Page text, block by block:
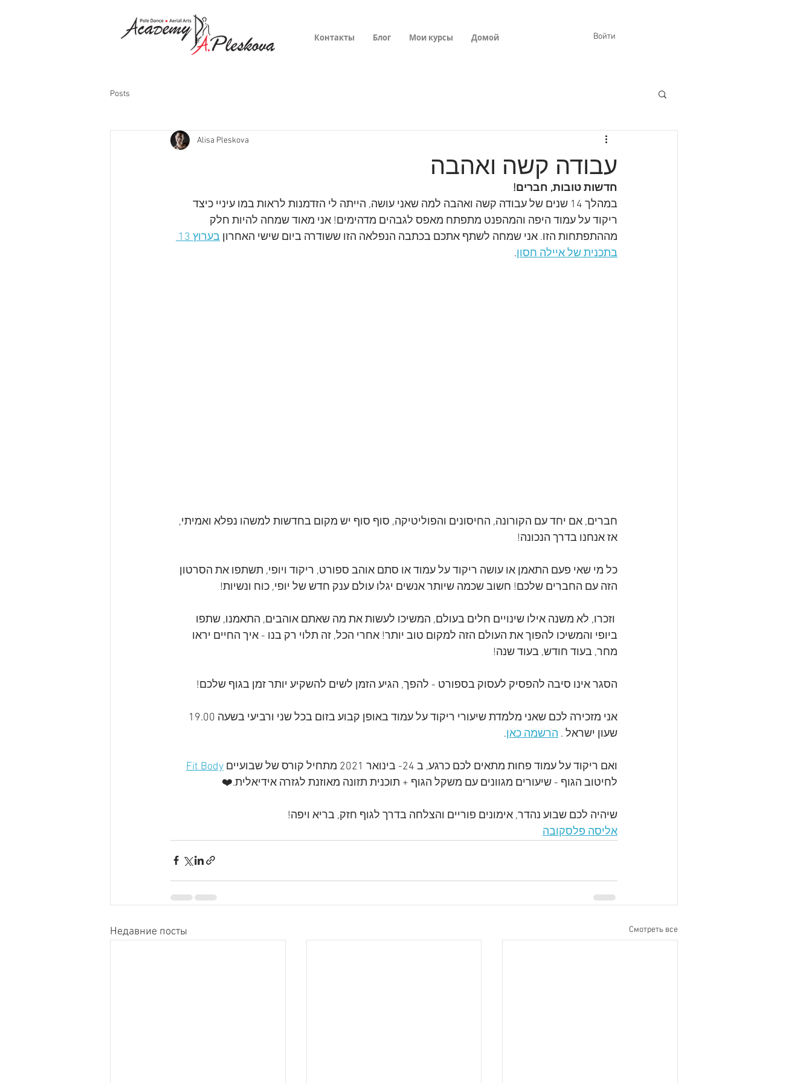
Домой
Мои курсы
Блог
Контакты Войти
Posts
עבודה קשה ואהבה
Alisa Pleskova
חדשות טובות, חברים!
במהלך 14 שנים של עבודה קשה ואהבה למה שאני עושה, הייתה לי הזדמנות לראות במו עיניי כיצד
ריקוד על עמוד היפה והמהפנט מתפתח מאפס לגבהים מדהימים! אני מאוד שמחה להיות חלק
מההתפתחות הזו. אני שמחה לשתף אתכם בכתבה הנפלאה הזו ששודרה ביום שישי האחרון
בתכנית של איילה חסון.
חברים, אם יחד עם הקורונה, החיסונים והפוליטיקה, סוף סוף יש מקום בחדשות למשהו נפלא ואמיתי,
אז אנחנו בדרך הנכונה!
כל מי שאי פעם התאמן או עושה ריקוד על עמוד או סתם אוהב ספורט, ריקוד ויופי, תשתפו את הסרטון
הזה עם החברים שלכם! חשוב שכמה שיותר אנשים יגלו עולם ענק חדש של יופי, כוח ונשיות!
וזכרו, לא משנה אילו שינויים חלים בעולם, המשיכו לעשות את מה שאתם אוהבים, התאמנו, שתפו
ביופי והמשיכו להפוך את העולם הזה למקום טוב יותר! אחרי הכל, זה תלוי רק בנו - איך החיים יראו
מחר, בעוד חודש, בעוד שנה!
הסגר אינו סיבה להפסיק לעסוק בספורט - להפך, הגיע הזמן לשים להשקיע יותר זמן בגוף שלכם!
שעון ישראל . הרשמה כאן.
ואם ריקוד על עמוד פחות מתאים לכם כרגע, ב 24- בינואר 2021 מתחיל קורס של שבועיים
Fit Body
לחיטוב הגוף - שיעורים מגוונים עם משקל הגוף + תוכנית תזונה מאוזנת לגזרה אידיאלית.❤️
שיהיה לכם שבוע נהדר, אימונים פוריים והצלחה בדרך לגוף חזק, בריא ויפה!
אליסה פלסקובה
Недавние посты Смотреть все